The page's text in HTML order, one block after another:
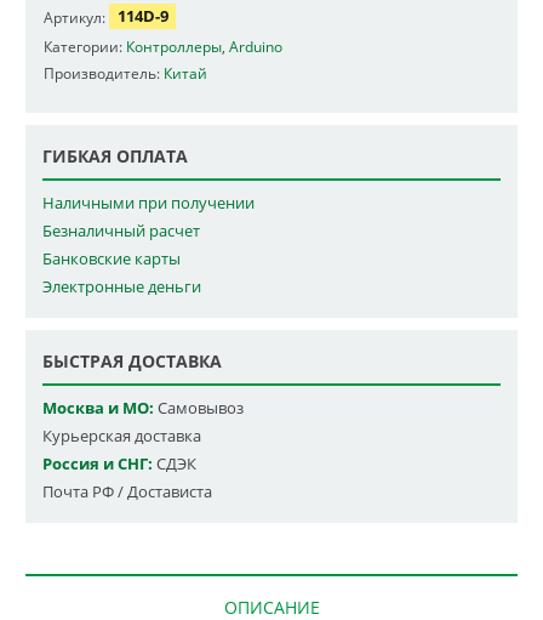
Артикул: 114D-9
Категории: Контроллеры Arduino
Производитель: Китай
ГИБКАЯ ОПЛАТА
Наличными при получении
Безналичный расчет
Банковские карты
Электронные деньги
БЫСТРАЯ ДОСТАВКА
Москва и МО: Самовывоз
Курьерская доставка
Россия и СНГ: СДЭК
Почта РФ / Достависта
ОПИСАНИЕ